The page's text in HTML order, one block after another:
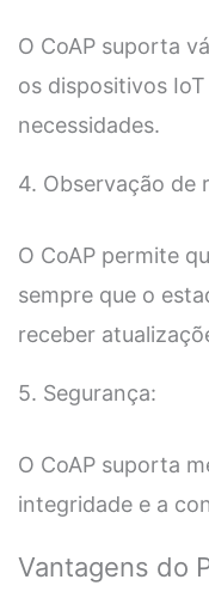
O CoAP suporta
os dispositivos
necessidades.
4. Observação de
O CoAP permite
sempre que o
receber
5. Segurança:
O CoAP suporta
integridade e a
Vantagens do